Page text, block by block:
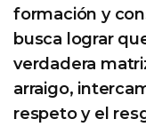
formación y
busca lograr
verdadera
arraigo,
respeto y el